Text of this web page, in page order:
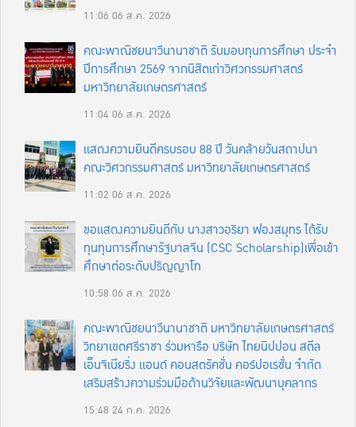
11:06 06 ส.ค. 2026
คณะพาณิชยนาวีนานาชาติ รับมอบทุนการศึกษา ประจำ
ปีการศึกษา 2569 จากนิสิตเก่าวิศวกรรมศาสตร์
มหาวิทยาลัยเกษตรศาสตร์
11:0406 ส.ค. 2026
แสดงความยินดีครบรอบ 88 ปี วันคล้ายวันสถาปนา
คณะวิศวกรรมศาสตร์ มหาวิทยาลัยเกษตรศาสตร์
11:02 06 ส.ค. 2026
ขอแสดงความยินดีกับ นางสาวอริยา ฟองสมุทร ได้รับ
ทุนทุนการศึกษารัฐบาลจีน (CSC Scholarship)เพื่อเข้า
ศึกษาต่อระดับปริญญาโท
10:58 06 ส.ค. 2026
คณะพาณิชยนาวีนานาชาติ มหาวิทยาลัยเกษตรศาสตร์
วิทยาเขตศรีราชา ร่วมหารือ บริษัท ไทยนิปปอน สตีล
เอ็นจิเนียริ่ง แอนด์ คอนสตรัคชั่น คอร์ปอเรชั่น จำกัด
เสริมสร้างความร่วมมือด้านวิจัยและพัฒนาบุคลากร
15:48 24 ก.ค. 2026